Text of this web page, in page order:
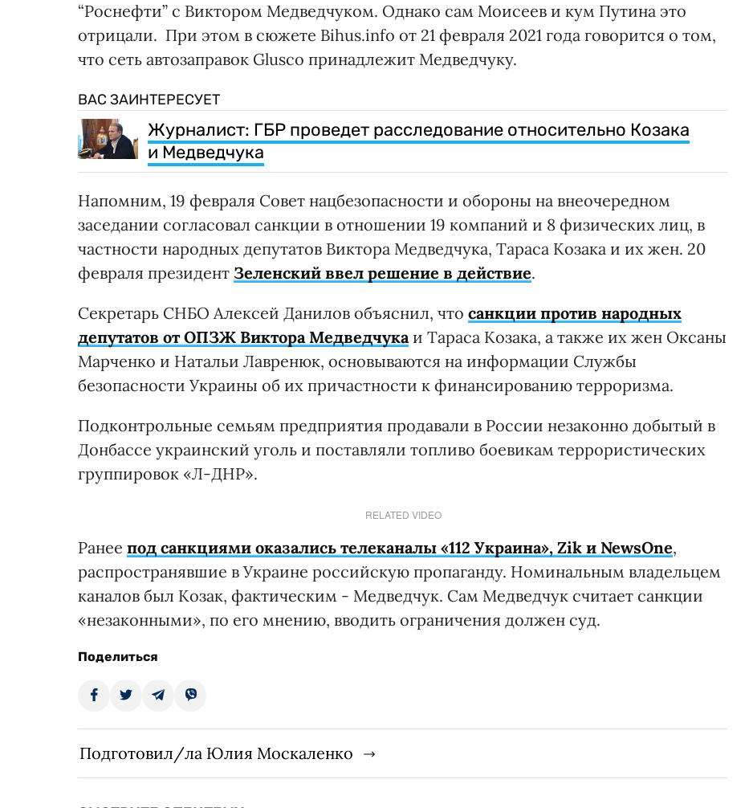
“Роснефти” с Виктором Медведчуком. Однако сам Моисеев и кум Путина это
отрицали. При этом в сюжете Bihus.info от 21 февраля 2021 года говорится о том,
что сеть автозаправок Glusco принадлежит Медведчуку.
ВАС ЗАИНТЕРЕСУЕТ
Журналист: ГБР проведет расследование относительно Козака
и Медведчука
Напомним, 19 февраля Совет нацбезопасности и обороны на внеочередном
заседании согласовал санкции в отношении 19 компаний и 8 физических лиц, в
частности народных депутатов Виктора Медведчука, Тараса Козака и их жен. 20
февраля президент Зеленский ввел решение в действие.
Секретарь СНБО Алексей Данилов объяснил, что санкции против народных
депутатов от ОПЗЖ Виктора Медведчукаи Тараса Козака, а также их жен Оксаны
Марченко и Натальи Лавренюк, основываются на информации Службы
безопасности Украины об их причастности к финансированию терроризма.
Подконтрольные семьям предприятия продавали в России незаконно добытый в
Донбассе украинский уголь и поставляли топливо боевикам террористических
группировок «Л-ДНР».
RELATED VIDEO
Ранее под санкциями оказались телеканалы «112 Украина», Zik и NewsOne,
распространявшие в Украине российскую пропаганду. Номинальным владельцем
каналов был Козак, фактическим - Медведчук. Сам Медведчук считает санкции
«незаконными», по его мнению, вводить ограничения должен суд.
Поделиться
Подготовил/ла Юлия Москаленко